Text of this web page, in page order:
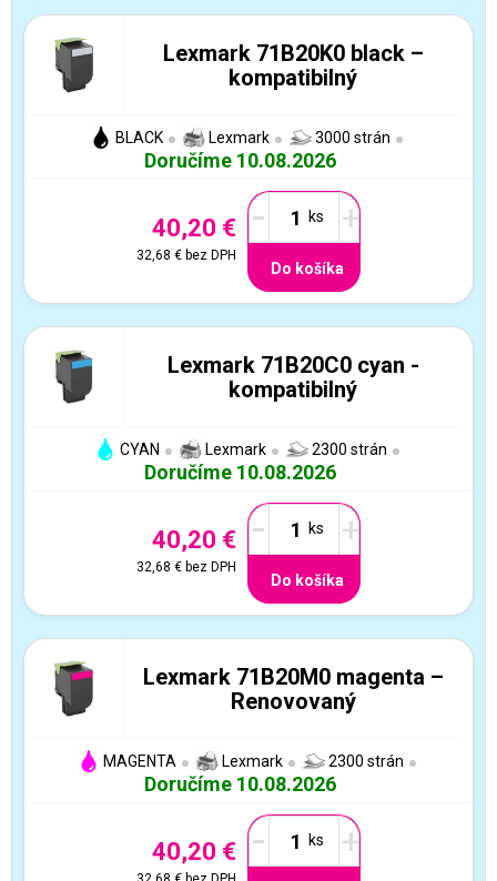
Lexmark 71B20K0 black –
kompatibilný
BLACK Lexmark 3000 strán
Doručíme 10.08.2026
40,20 €
32,68 € bez DPH
- +
Do košíka
Lexmark 71B20C0 cyan -
kompatibilný
CYAN Lexmark 2300 strán
Doručíme 10.08.2026
40,20 €
32,68 € bez DPH
- +
Do košíka
Lexmark 71B20M0 magenta –
Renovovaný
MAGENTA Lexmark 2300 strán
Doručíme 10.08.2026
40,20 € - +